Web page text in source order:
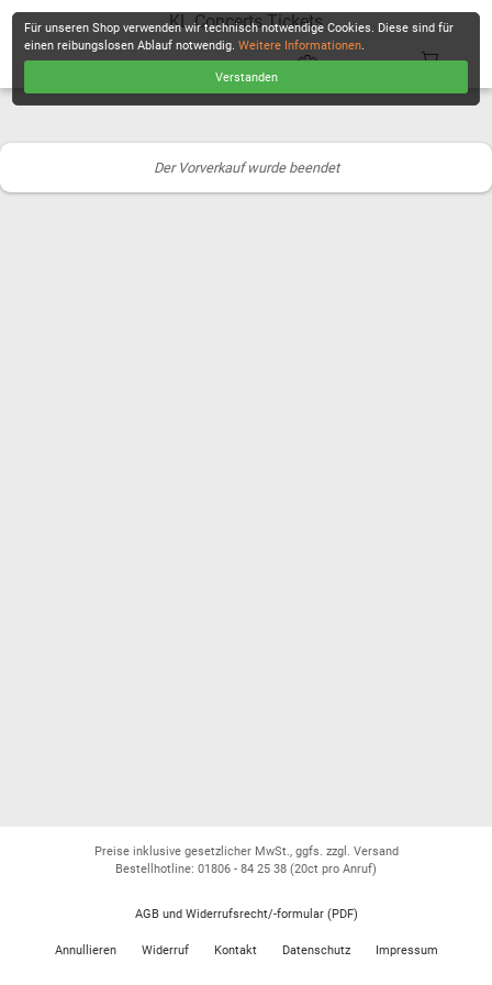
KL Concerts Tickets
Der Vorverkauf wurde beendet
Für unseren Shop verwenden wir technisch notwendige Cookies. Diese sind für
einen reibungslosen Ablauf notwendig.Weitere Informationen.
Verstanden
Preise inklusive gesetzlicher MwSt., ggfs. zzgl. Versand
Bestellhotline: 01806 - 84 25 38 (20ct pro Anruf)
AGB und Widerrufsrecht/-formular (PDF)
Annullieren Widerruf Kontakt Datenschutz Impressum